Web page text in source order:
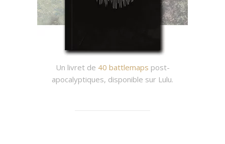
Un livret de 40 battlemaps post-
apocalyptiques, disponible sur Lulu.